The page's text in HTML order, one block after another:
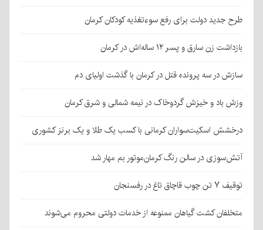
طرح جدید دولت برای رفع سوءتغذیه کودکان کرمان
بازداشت زن سارق و پسر ۱۲ ساله‌اش در کرمان
سازش در سه پرونده قتل در کرمان با گذشت اولیای دم
وزش باد و خیزش گردوخاک در نیمه شمالی و شرق کرمان
درخشش اسکیت‌سواران کرمانی با کسب یک طلا و یک برنز کشوری
آتش‌سوزی در سالن رنگ کرمان‌موتور بم مهار شد
توقیف ۷ تن چوب قاچاق تاغ در رفسنجان
متخلفان کشت گیاهان ممنوعه از خدمات دولتی محروم می‌شوند